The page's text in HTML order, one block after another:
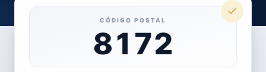
CÓDIGO POSTAL
8172